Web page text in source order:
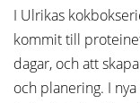
I Ulrikas
kommit till
dagar, och att
och planering. I